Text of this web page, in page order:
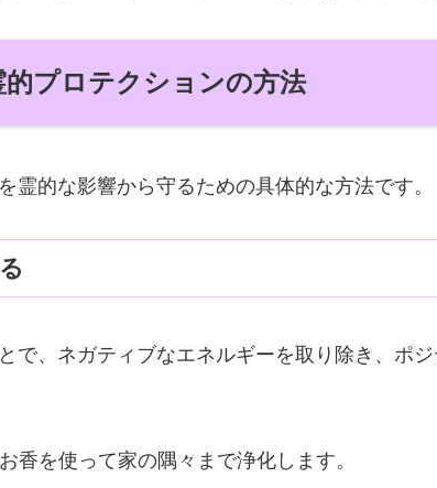
的プロテクションの方法
霊的な影響から守るための具体的な方法です。
で、ネガティブなエネルギーを取り除き、ポ
香を使って家の隅々まで浄化します。